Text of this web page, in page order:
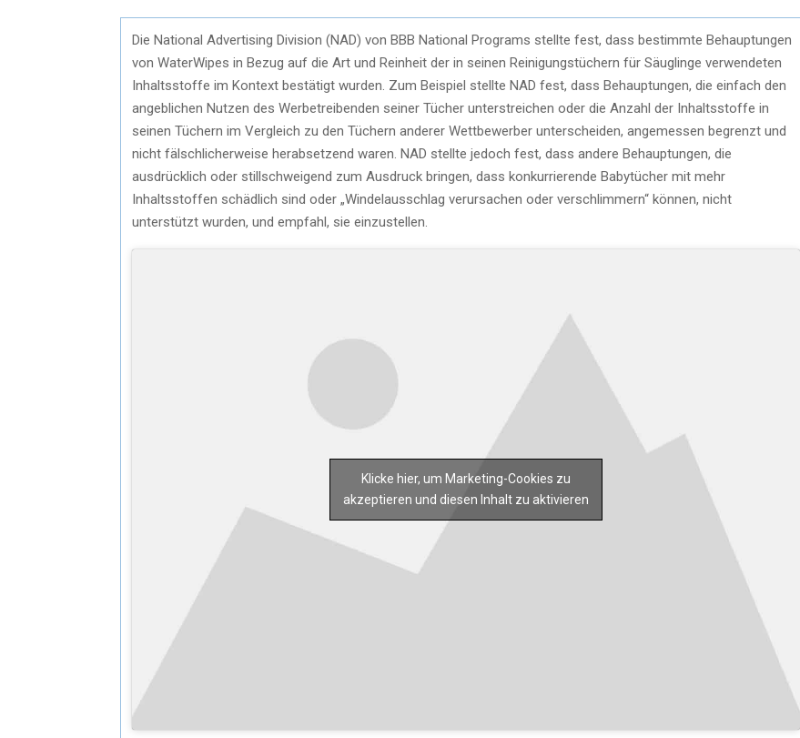
Die National Advertising Division (NAD) von BBB National Programs stellte fest, dass bestimmte Behauptungen
von WaterWipes in Bezug auf die Art und Reinheit der in seinen Reinigungstüchern für Säuglinge verwendeten
Inhaltsstoffe im Kontext bestätigt wurden. Zum Beispiel stellte NAD fest, dass Behauptungen, die einfach den
angeblichen Nutzen des Werbetreibenden seiner Tücher unterstreichen oder die Anzahl der Inhaltsstoffe in
seinen Tüchern im Vergleich zu den Tüchern anderer Wettbewerber unterscheiden, angemessen begrenzt und
nicht fälschlicherweise herabsetzend waren. NAD stellte jedoch fest, dass andere Behauptungen, die
ausdrücklich oder stillschweigend zum Ausdruck bringen, dass konkurrierende Babytücher mit mehr
Inhaltsstoffen schädlich sind oder „Windelausschlag verursachen oder verschlimmern“ können, nicht
unterstützt wurden, und empfahl, sie einzustellen.
Klicke hier, um Marketing-Cookies zu
akzeptieren und diesen Inhalt zu aktivieren